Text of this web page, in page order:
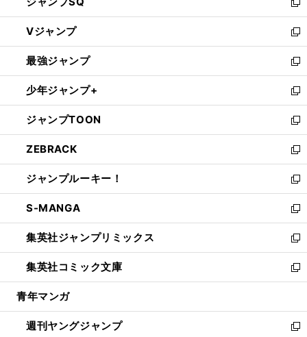
い
ウ
ィ
ン
ド
ウ
で
開
く
新
し
い
ウ
ィ
ン
ド
ウ
で
開
く
Vジャンプ
新
し
い
ウ
ィ
ン
ド
ウ
で
開
く
最強ジャンプ
新
し
い
ウ
ィ
ン
ド
ウ
で
開
く
少年ジャンプ+
新
し
い
ウ
ィ
ン
ド
ウ
で
開
く
ジャンプTOON
新
し
い
ウ
ィ
ン
ド
ウ
で
開
く
ZEBRACK
新
し
い
ウ
ィ
ン
ド
ウ
で
開
ジャンプルーキー！
新
し
い
ウ
ィ
ン
ド
ウ
開
く
S-MANGA
新
し
い
ウ
ィ
ン
ウ
で
集英社ジャンプリミックス
新
し
い
ウ
ン
ド
集英社コミック文庫
新
し
ウ
ィ
青年マンガ
週刊ヤングジャンプ
新